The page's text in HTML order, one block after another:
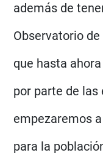
además de
Observatorio
que hasta
por parte de las
empezaremos
para la